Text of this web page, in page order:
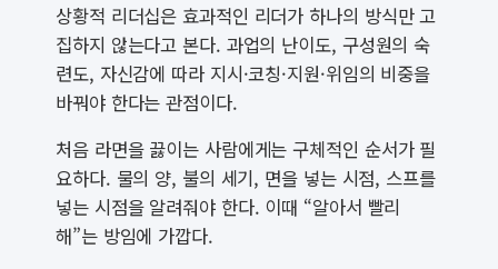
상황적 리더십은 효과적인 리더가 하나의 방식만 고
집하지 않는다고 본다. 과업의 난이도, 구성원의 숙
련도, 자신감에 따라 지시·코칭·지원·위임의 비중을
바꿔야 한다는 관점이다.
처음 라면을 끓이는 사람에게는 구체적인 순서가 필
요하다. 물의 양, 불의 세기, 면을 넣는 시점, 스프를
넣는 시점을 알려줘야 한다. 이때 “알아서 빨리
해”는 방임에 가깝다.